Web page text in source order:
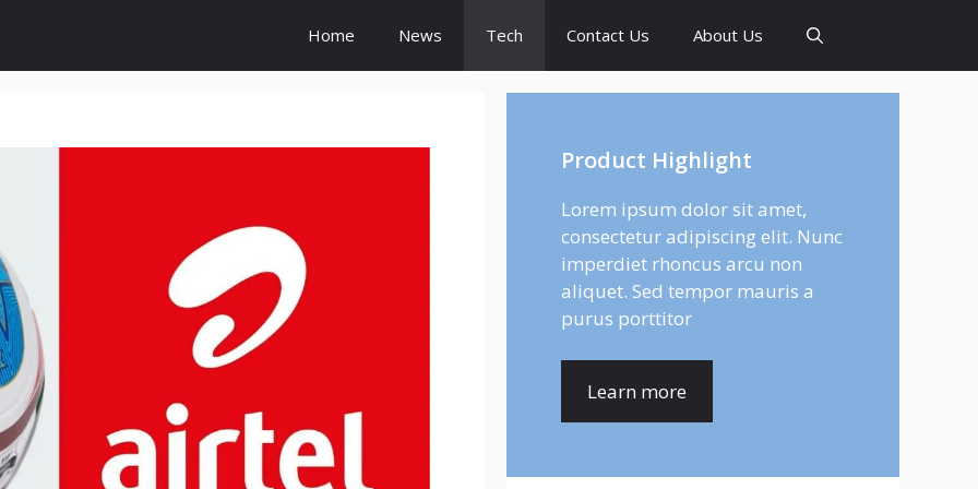
Home News Tech Contact Us About Us
Product Highlight
Lorem ipsum dolor sit amet,
consectetur adipiscing elit. Nunc
imperdiet rhoncus arcu non
aliquet. Sed tempor mauris a
purus porttitor
Learn more